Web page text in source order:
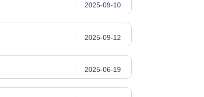
2025-09-10
2025-09-12
2025-06-19